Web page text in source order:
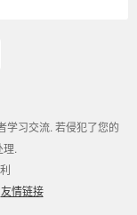
学习交流. 若侵犯了您的
理.
友情链接